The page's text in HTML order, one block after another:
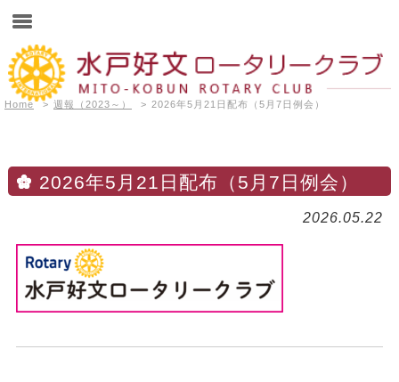
Home > 週報（2023～） > 2026年5月21日配布（5月7日例会）
2026年5月21日配布（5月7日例会）
2026.05.22